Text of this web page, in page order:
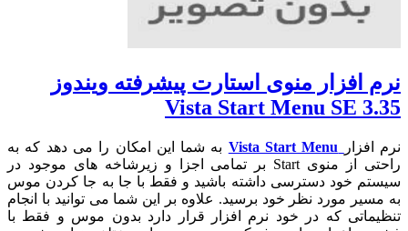
نرم افزار منوی استارت پیشرفته ویندوز
Vista Start Menu SE 3.35
نرم افزار Vista Start Menu به شما این امکان را می دهد که به
راحتی از منوی Start بر تمامی اجزا و زیرشاخه های موجود در
سیستم خود دسترسی داشته باشید و فقط با جا به جا کردن موس
به مسیر مورد نظر خود برسید. علاوه بر این شما می توانید با انجام
تنظیماتی که در خود نرم افزار قرار دارد بدون موس و فقط با